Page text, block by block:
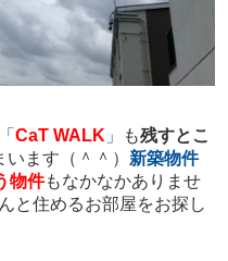
CaT WALK 」 も残すとこ
ます（＾＾） 新築物件
物件もなかなかありませ
と住めるお部屋をお探し